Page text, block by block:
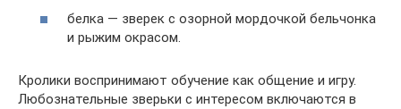
белка — зверек с озорной мордочкой бельчонка
и рыжим окрасом.
Кролики воспринимают обучение как общение и игру.
Любознательные зверьки с интересом включаются в